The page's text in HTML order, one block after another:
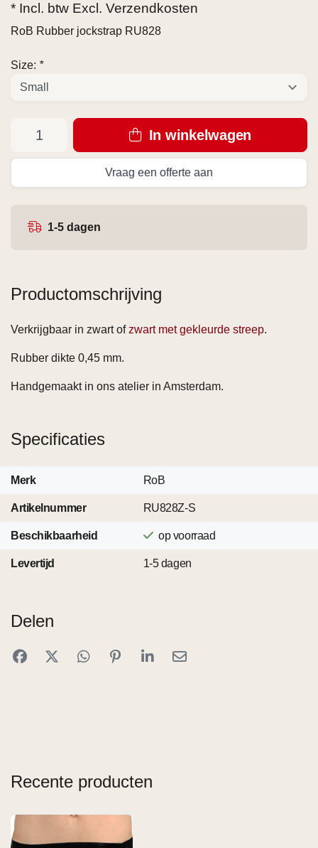
* Incl. btw Excl. Verzendkosten
RoB Rubber jockstrap RU828
Size: *
In winkelwagen
Vraag een offerte aan
1-5 dagen
Productomschrijving
Verkrijgbaar in zwart ofzwart met gekleurde streep.
Rubber dikte 0,45 mm.
Handgemaakt in ons atelier in Amsterdam.
Specificaties
Merk RoB
Artikelnummer RU828Z-S
Beschikbaarheid op voorraad
Levertijd 1-5 dagen
Delen
Recente producten